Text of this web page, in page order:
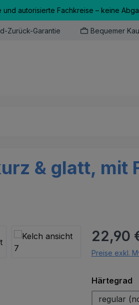
autorisierte Fachkreise – keine
Zurück-Garantie Bequemer
& glatt, mit
Regulärer
22,90
Preise exkl.
Härtegrad
regular